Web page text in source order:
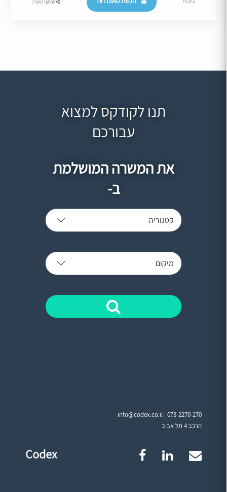
שיתוף משרה
תנו לקודקס למצוא
עבורכם
את המשרה המושלמת
ב-
קטגוריה
מיקום
info@codex.co.il |073-2270-270
הרכב 4 תל אביב
Codex